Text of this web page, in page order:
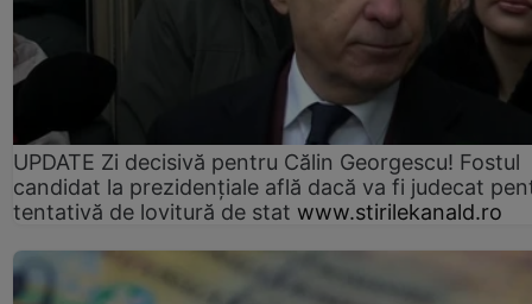
UPDATE Zi decisivă pentru Călin Georgescu! Fostul
candidat la prezidențiale află dacă va fi judecat
tentativă de lovitură de stat www.stirilekanald.ro